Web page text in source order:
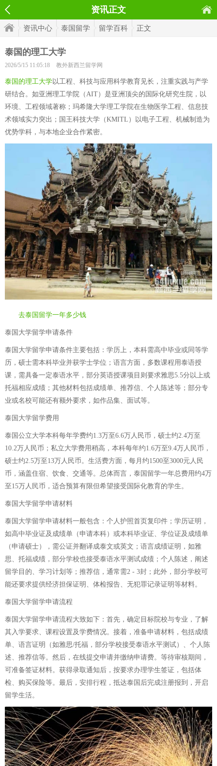
资讯正文
资讯中心 泰国留学 留学百科 正文
泰国的理工大学
2026/5/15 11:05:18 教外新西兰留学网
泰国的理工大学以工程、科技与应用科学教育见长，注重实践与产学
研结合。如亚洲理工学院（AIT）是亚洲顶尖的国际化研究生院，以
环境、工程领域著称；玛希隆大学理工学院在生物医学工程、信息技
术领域实力突出；国王科技大学（KMITL）以电子工程、机械制造为
优势学科，与本地企业合作紧密。
去泰国留学一年多少钱
泰国大学留学申请条件
泰国大学留学申请条件主要包括：学历上，本科需高中毕业或同等学
历，硕士需本科毕业并获学士学位；语言方面，多数课程用泰语授
课，需具备一定泰语水平，部分英语授课项目则要求雅思5.5分以上或
托福相应成绩；其他材料包括成绩单、推荐信、个人陈述等；部分专
业或名校可能还有额外要求，如作品集、面试等。
泰国大学留学费用
泰国公立大学本科每年学费约1.3万至6.6万人民币，硕士约2.4万至
10.2万人民币；私立大学费用稍高，本科每年约1.6万至9.4万人民币，
硕士约2.5万至13万人民币。生活费方面，每月约1500至3000元人民
币，涵盖住宿、饮食、交通等。总体而言，泰国留学一年总费用约4万
至15万人民币，适合预算有限但希望接受国际化教育的学生。
泰国大学留学申请材料
泰国大学留学申请材料一般包含：个人护照首页复印件；学历证明，
如高中毕业证及成绩单（申请本科）或本科毕业证、学位证及成绩单
（申请硕士），需公证并翻译成泰文或英文；语言成绩证明，如雅
思、托福成绩，部分学校也接受泰语水平测试成绩；个人陈述，阐述
留学目的、学习计划等；推荐信，通常需2 - 3封；此外，部分学校可
能还要求提供经济担保证明、体检报告、无犯罪记录证明等材料。
泰国大学留学申请流程
泰国大学留学申请流程大致如下：首先，确定目标院校与专业，了解
其入学要求、课程设置及学费情况。接着，准备申请材料，包括成绩
单、语言证明（如雅思/托福，部分学校接受泰语水平测试）、个人陈
述、推荐信等。然后，在线提交申请并缴纳申请费。等待审核期间，
可准备签证材料。获得录取通知后，按要求办理学生签证，包括体
检、购买保险等。最后，安排行程，抵达泰国后完成注册报到，开启
留学生活。